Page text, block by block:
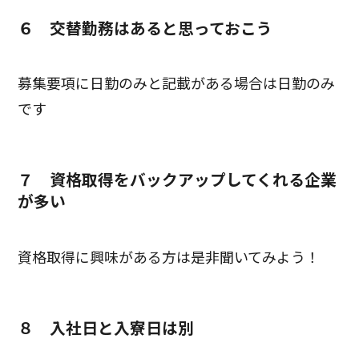
６ 交替勤務はあると思っておこう
募集要項に日勤のみと記載がある場合は日勤のみ
です
７ 資格取得をバックアップしてくれる企業
が多い
資格取得に興味がある方は是非聞いてみよう！
８ 入社日と入寮日は別